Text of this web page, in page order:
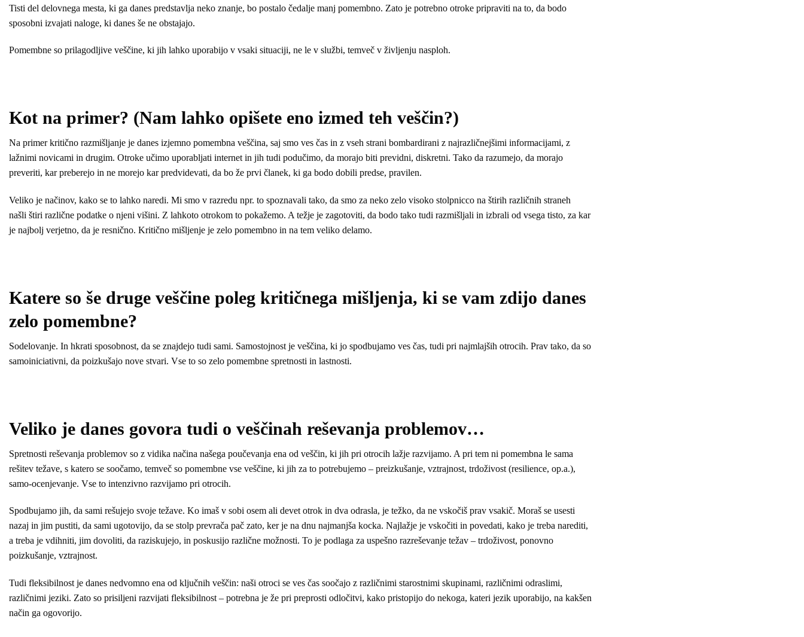
Tisti del delovnega mesta, ki ga danes predstavlja neko znanje, bo postalo čedalje manj pomembno. Zato je potrebno otroke pripraviti na to, da bodo
sposobni izvajati naloge, ki danes še ne obstajajo.
Pomembne so prilagodljive veščine, ki jih lahko uporabijo v vsaki situaciji, ne le v službi, temveč v življenju nasploh.
Kot na primer? (Nam lahko opišete eno izmed teh veščin?)
Na primer kritično razmišljanje je danes izjemno pomembna veščina, saj smo ves čas in z vseh strani bombardirani z najrazličnejšimi informacijami, z
lažnimi novicami in drugim. Otroke učimo uporabljati internet in jih tudi podučimo, da morajo biti previdni, diskretni. Tako da razumejo, da morajo
preveriti, kar preberejo in ne morejo kar predvidevati, da bo že prvi članek, ki ga bodo dobili predse, pravilen.
Veliko je načinov, kako se to lahko naredi. Mi smo v razredu npr. to spoznavali tako, da smo za neko zelo visoko stolpnicco na štirih različnih straneh
našli štiri različne podatke o njeni višini. Z lahkoto otrokom to pokažemo. A težje je zagotoviti, da bodo tako tudi razmišljali in izbrali od vsega tisto, za kar
je najbolj verjetno, da je resnično. Kritično mišljenje je zelo pomembno in na tem veliko delamo.
Katere so še druge veščine poleg kritičnega mišljenja, ki se vam zdijo danes
zelo pomembne?
Sodelovanje. In hkrati sposobnost, da se znajdejo tudi sami. Samostojnost je veščina, ki jo spodbujamo ves čas, tudi pri najmlajših otrocih. Prav tako, da so
samoiniciativni, da poizkušajo nove stvari. Vse to so zelo pomembne spretnosti in lastnosti.
Veliko je danes govora tudi o veščinah reševanja problemov…
Spretnosti reševanja problemov so z vidika načina našega poučevanja ena od veščin, ki jih pri otrocih lažje razvijamo. A pri tem ni pomembna le sama
rešitev težave, s katero se soočamo, temveč so pomembne vse veščine, ki jih za to potrebujemo – preizkušanje, vztrajnost, trdoživost (resilience, op.a.),
samo-ocenjevanje. Vse to intenzivno razvijamo pri otrocih.
Spodbujamo jih, da sami rešujejo svoje težave. Ko imaš v sobi osem ali devet otrok in dva odrasla, je težko, da ne vskočiš prav vsakič. Moraš se usesti
nazaj in jim pustiti, da sami ugotovijo, da se stolp prevrača pač zato, ker je na dnu najmanjša kocka. Najlažje je vskočiti in povedati, kako je treba narediti,
a treba je vdihniti, jim dovoliti, da raziskujejo, in poskusijo različne možnosti. To je podlaga za uspešno razreševanje težav – trdoživost, ponovno
poizkušanje, vztrajnost.
Tudi fleksibilnost je danes nedvomno ena od ključnih veščin: naši otroci se ves čas soočajo z različnimi starostnimi skupinami, različnimi odraslimi,
različnimi jeziki. Zato so prisiljeni razvijati fleksibilnost – potrebna je že pri preprosti odločitvi, kako pristopijo do nekoga, kateri jezik uporabijo, na kakšen
način ga ogovorijo.